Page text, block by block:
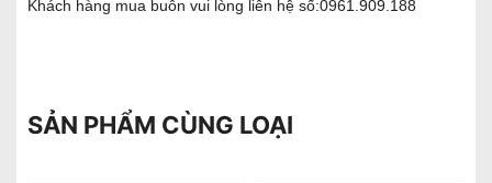
Khách hàng mua buôn vui lòng liên hệ số:0961.909.188
SẢN PHẨM CÙNG LOẠI